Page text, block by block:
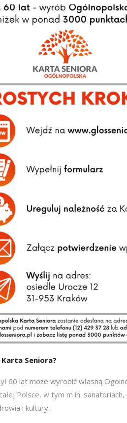
Seniora?
60 lat może wyrobić własną
Polsce, w tym m in.
i kultury.